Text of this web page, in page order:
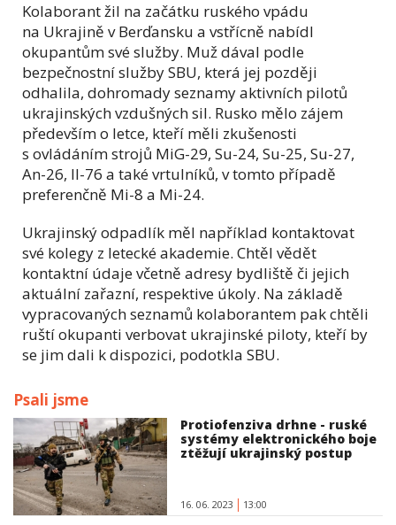
Kolaborant žil na začátku ruského vpádu
na Ukrajině v Berďansku a vstřícně nabídl
okupantům své služby. Muž dával podle
bezpečnostní služby SBU, která jej později
odhalila, dohromady seznamy aktivních pilotů
ukrajinských vzdušných sil. Rusko mělo zájem
především o letce, kteří měli zkušenosti
s ovládáním strojů MiG-29, Su-24, Su-25, Su-27,
An-26, Il-76 a také vrtulníků, v tomto případě
preferenčně Mi-8 a Mi-24.
Ukrajinský odpadlík měl například kontaktovat
své kolegy z letecké akademie. Chtěl vědět
kontaktní údaje včetně adresy bydliště či jejich
aktuální zařazní, respektive úkoly. Na základě
vypracovaných seznamů kolaborantem pak chtěli
ruští okupanti verbovat ukrajinské piloty, kteří by
se jim dali k dispozici, podotkla SBU.
Psali jsme
Protiofenziva drhne - ruské
systémy elektronického boje
ztěžují ukrajinský postup
16. 06. 2023 13:00